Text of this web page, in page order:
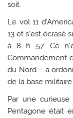
soit.
Le vol 11
13 et s’est écrasé
à 8 h 57. Ce
Commandement
du Nord – a
de la base militaire
Par une
Pentagone était